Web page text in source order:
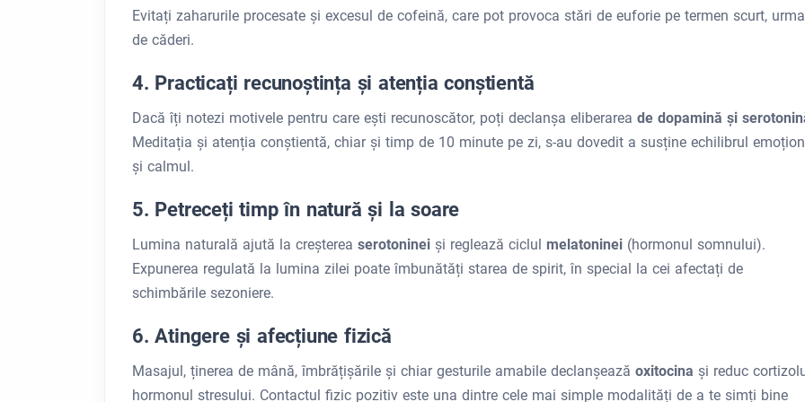
Evitați zaharurile procesate și excesul de cofeină, care pot provoca stări de euforie pe termen scurt,
de căderi.
4. Practicați recunoștința și atenția conștientă
Dacă îți notezi motivele pentru care ești recunoscător, poți declanșa eliberarea de dopamină și
Meditația și atenția conștientă, chiar și timp de 10 minute pe zi, s-au dovedit a susține echilibrul
și calmul.
5. Petreceți timp în natură și la soare
Lumina naturală ajută la creșterea serotoninei și reglează ciclul melatoninei (hormonul somnului).
Expunerea regulată la lumina zilei poate îmbunătăți starea de spirit, în special la cei afectați de
schimbările sezoniere.
6. Atingere și afecțiune fizică
Masajul, ținerea de mână, îmbrățișările și chiar gesturile amabile declanșează oxitocina și reduc
hormonul stresului. Contactul fizic pozitiv este una dintre cele mai simple modalități de a te simți bine